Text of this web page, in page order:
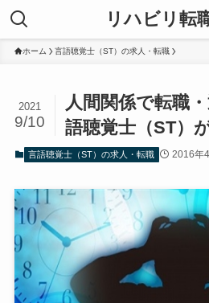
リハビリ転
ホーム 言語聴覚士（ST）の求人・転職
人間関係で転職
語聴覚士（ST）
2021
9/10
言語聴覚士（ST）の求人・転職 2016年